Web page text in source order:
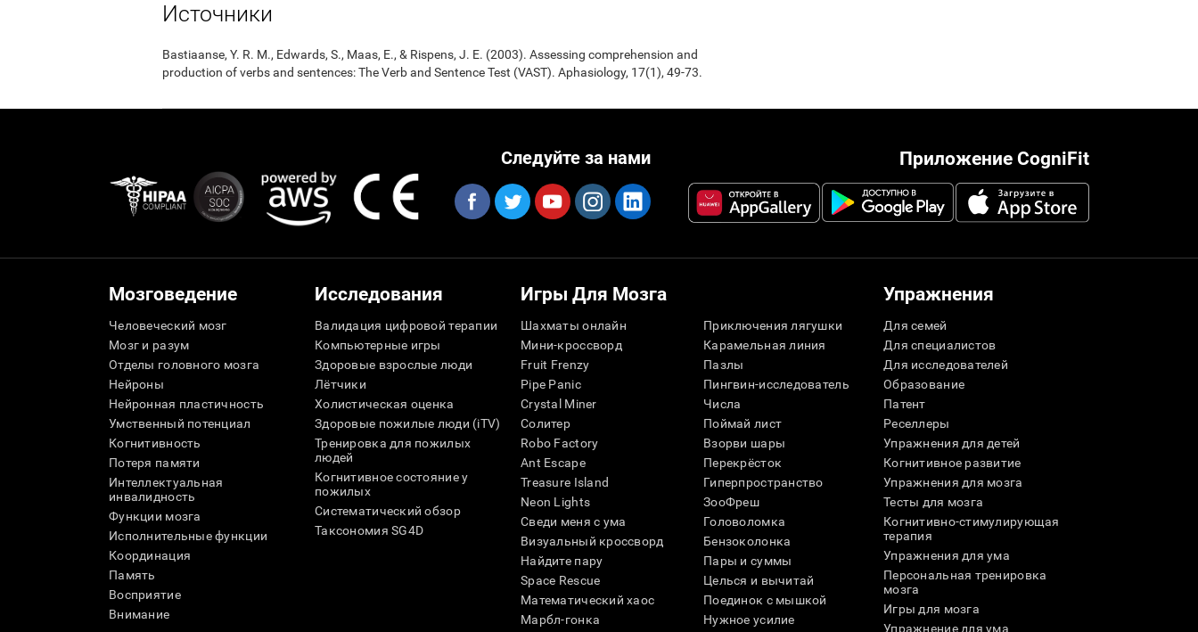
Источники
Bastiaanse, Y. R. M., Edwards, S., Maas, E., & Rispens, J. E. (2003). Assessing comprehension and
production of verbs and sentences: The Verb and Sentence Test (VAST). Aphasiology, 17(1), 49-73.
Приложение CogniFit
Следуйте за нами
Мозговедение
Человеческий мозг
Мозг и разум
Отделы головного мозга
Нейроны
Нейронная пластичность
Умственный потенциал
Когнитивность
Потеря памяти
Интеллектуальная
инвалидность
Функции мозга
Исполнительные функции
Координация
Память
Восприятие
Внимание
Исследования
Валидация цифровой терапии
Компьютерные игры
Здоровые взрослые люди
Лётчики
Холистическая оценка
Здоровые пожилые люди (iTV)
Тренировка для пожилых
людей
Когнитивное состояние у
пожилых
Систематический обзор
Таксономия SG4D
Игры Для Мозга
Шахматы онлайн
Мини-кроссворд
Fruit Frenzy
Pipe Panic
Crystal Miner
Солитер
Robo Factory
Ant Escape
Treasure Island
Neon Lights
Сведи меня с ума
Визуальный кроссворд
Найдите пару
Space Rescue
Математический хаос
Марбл-гонка
Приключения лягушки
Карамельная линия
Пазлы
Пингвин-исследователь
Числа
Поймай лист
Взорви шары
Перекрёсток
Гиперпространство
ЗооФреш
Головоломка
Бензоколонка
Пары и суммы
Целься и вычитай
Поединок с мышкой
Нужное усилие
Упражнения
Для семей
Для специалистов
Для исследователей
Образование
Патент
Реселлеры
Упражнения для детей
Когнитивное развитие
Упражнения для мозга
Тесты для мозга
Когнитивно-стимулирующая
терапия
Упражнения для ума
Персональная тренировка
мозга
Игры для мозга
Упражнение для ума